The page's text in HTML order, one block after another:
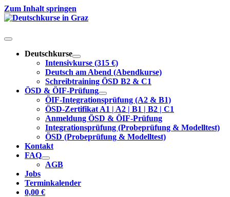
Zum Inhalt springen
Deutschkurse
Intensivkurse (315 €)
Deutsch am Abend (Abendkurse)
Schreibtraining ÖSD B2 & C1
ÖSD & ÖIF-Prüfung
ÖIF-Integrationsprüfung (A2 & B1)
ÖSD-Zertifikat A1 | A2 | B1 | B2 | C1
Anmeldung ÖSD & ÖIF-Prüfung
Integrationsprüfung (Probeprüfung & Modelltest)
ÖSD (Probeprüfung & Modelltest)
Kontakt
FAQ
AGB
Jobs
Terminkalender
0,00 €